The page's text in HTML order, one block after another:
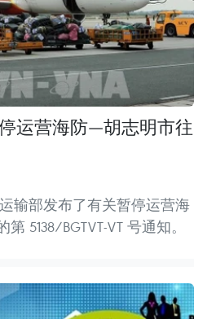
运营海防—胡志明市往
输部发布了有关暂停运营海
5138/BGTVT-VT 号通知。